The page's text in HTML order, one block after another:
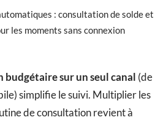
: consultation de solde et
les moments sans connexion
budgétaire sur un seul canal (de
simplifie le suivi. Multiplier les
de consultation revient à